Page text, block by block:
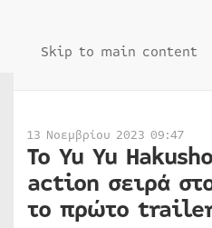
Skip to main content
13 Νοεμβρίου 2023 09:47
Το Yu Yu
action σειρά
το πρώτο trailer